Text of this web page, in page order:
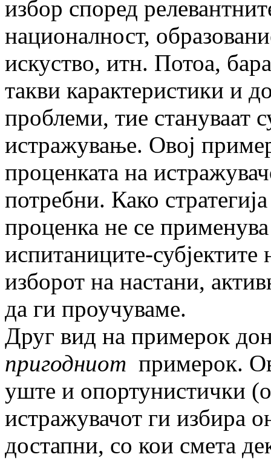
избор според
националност,
искуство, итн. Потоа,
такви карактеристики и
проблеми, тие стануваат
истражување. Овој
проценката на
потребни. Како
проценка не се
испитаниците-
изборот на настани,
да ги проучуваме.
Друг вид на примерок
пригодниот примерок.
уште и опортунистички
истражувачот ги избира
достапни, со кои смета